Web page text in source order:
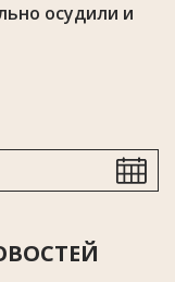
осудили и